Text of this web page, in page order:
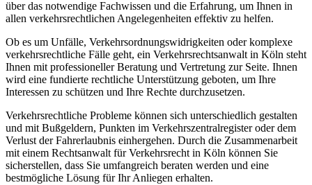
über das notwendige Fachwissen und die Erfahrung, um Ihnen in
allen verkehrsrechtlichen Angelegenheiten effektiv zu helfen.
Ob es um Unfälle, Verkehrsordnungswidrigkeiten oder komplexe
verkehrsrechtliche Fälle geht, ein Verkehrsrechtsanwalt in Köln steht
Ihnen mit professioneller Beratung und Vertretung zur Seite. Ihnen
wird eine fundierte rechtliche Unterstützung geboten, um Ihre
Interessen zu schützen und Ihre Rechte durchzusetzen.
Verkehrsrechtliche Probleme können sich unterschiedlich gestalten
und mit Bußgeldern, Punkten im Verkehrszentralregister oder dem
Verlust der Fahrerlaubnis einhergehen. Durch die Zusammenarbeit
mit einem Rechtsanwalt für Verkehrsrecht in Köln können Sie
sicherstellen, dass Sie umfangreich beraten werden und eine
bestmögliche Lösung für Ihr Anliegen erhalten.